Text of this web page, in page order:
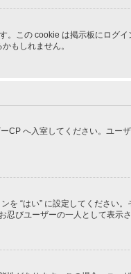
この cookie は掲示板にログ
もしれません。
へ入室してください。ユ
を “はい” に設定してください
びユーザーの一人として表示さ